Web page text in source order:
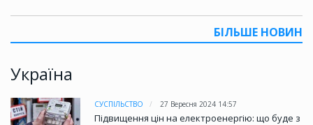
БІЛЬШЕ НОВИН
Україна
СУСПІЛЬСТВО 27 Вересня 2024 14:57
Підвищення цін на електроенергію: що буде з